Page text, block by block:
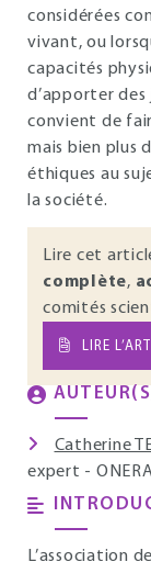
considérées
vivant, ou
capacités
d’apporter des
convient de
mais bien plus
éthiques au
la société.
Lire cet
complète,
comités
LIRE
Catherine
expert -
L’association